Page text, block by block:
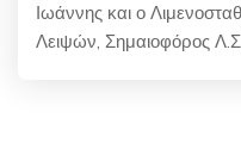
Ιωάννης και ο
Λειψών, Σημαιοφόρος